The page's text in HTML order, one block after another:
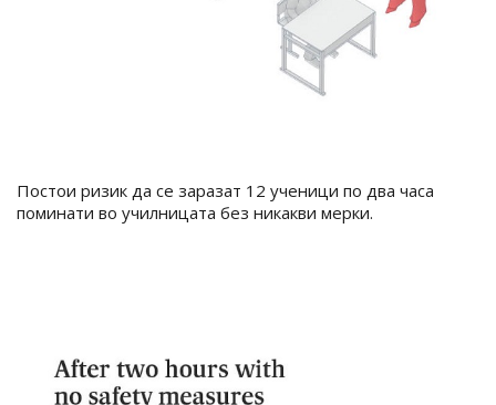
Постои ризик да се заразат 12 ученици по два часа
поминати во училницата без никакви мерки.